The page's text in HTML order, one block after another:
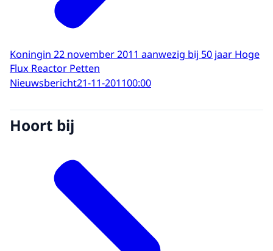
Koningin 22 november 2011 aanwezig bij 50 jaar Hoge
Flux Reactor Petten
Nieuwsbericht21-11-201100:00
Hoort bij